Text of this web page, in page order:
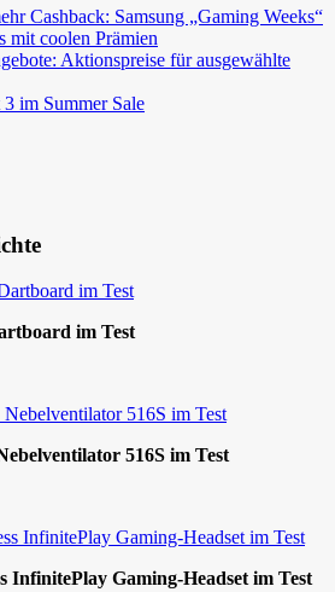
Cashback: Samsung „Gaming Weeks“
mit coolen Prämien
Aktionspreise für ausgewählte
im Summer Sale
im Test
516S im Test
InfinitePlay Gaming-Headset im Test